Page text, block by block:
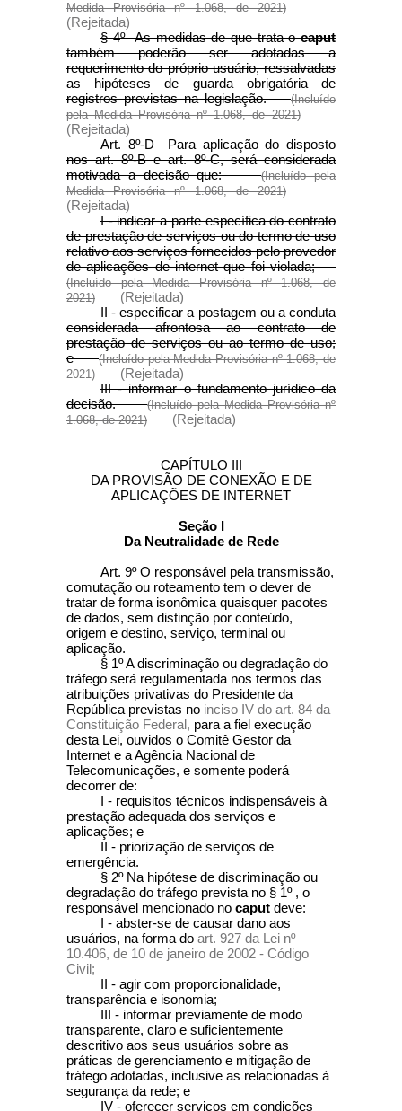
Medida Provisória nº 1.068, de 2021)
(Rejeitada)
§ 4º As medidas de que trata ocaput
também poderão ser adotadas a
requerimento do próprio usuário, ressalvadas
as hipóteses de guarda obrigatória de
registros previstas na legislação.(Incluído
pela Medida Provisória nº 1.068, de 2021)
(Rejeitada)
Art. 8º-D Para aplicação do disposto
nos art. 8º-B e art. 8º-C, será considerada
motivada a decisão que:(Incluído pela
Medida Provisória nº 1.068, de 2021)
(Rejeitada)
I - indicar a parte específica do contrato
de prestação de serviços ou do termo de uso
relativo aos serviços fornecidos pelo provedor
de aplicações de internet que foi violada;
(Incluído pela Medida Provisória nº 1.068, de
2021)
(Rejeitada)
II - especificar a postagem ou a conduta
considerada afrontosa ao contrato de
prestação de serviços ou ao termo de uso;
e(Incluído pela Medida Provisória nº 1.068, de
2021)
(Rejeitada)
III - informar o fundamento jurídico da
decisão.(Incluído pela Medida Provisória nº
1.068, de 2021)
(Rejeitada)
CAPÍTULO III
DA PROVISÃO DE CONEXÃO E DE
APLICAÇÕES DE INTERNET
Seção I
Da Neutralidade de Rede
Art. 9º O responsável pela transmissão,
comutação ou roteamento tem o dever de
tratar de forma isonômica quaisquer pacotes
de dados, sem distinção por conteúdo,
origem e destino, serviço, terminal ou
aplicação.
§ 1º A discriminação ou degradação do
tráfego será regulamentada nos termos das
atribuições privativas do Presidente da
República previstas no inciso IV do art. 84 da
Constituição Federal, para a fiel execução
desta Lei, ouvidos o Comitê Gestor da
Internet e a Agência Nacional de
Telecomunicações, e somente poderá
decorrer de:
I - requisitos técnicos indispensáveis à
prestação adequada dos serviços e
aplicações; e
II - priorização de serviços de
emergência.
§ 2º Na hipótese de discriminação ou
degradação do tráfego prevista no § 1º , o
responsável mencionado no caput deve:
I - abster-se de causar dano aos
usuários, na forma do art. 927 da Lei nº
10.406, de 10 de janeiro de 2002 - Código
Civil;
II - agir com proporcionalidade,
transparência e isonomia;
III - informar previamente de modo
transparente, claro e suficientemente
descritivo aos seus usuários sobre as
práticas de gerenciamento e mitigação de
tráfego adotadas, inclusive as relacionadas à
segurança da rede; e
IV - oferecer serviços em condições